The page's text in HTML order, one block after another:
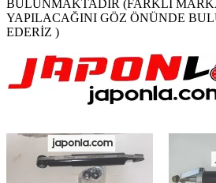
BULUNMAKTADIR (FARKLI
YAPILACAĞINI GÖZ ÖNÜNDE
EDERİZ )